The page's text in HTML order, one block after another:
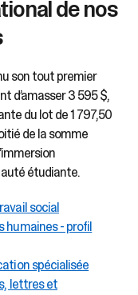
sélectionné.
d'appareils
tactiles
peuvent
se
servir
gestes
toucher
et
de nos
son tout premier
d’amasser 3 595 $,
du lot de 1 797,50
de la somme
étudiante.
social
humaines - profil
spécialisée
lettres et